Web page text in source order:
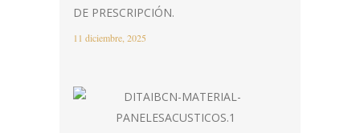
DE PRESCRIPCIÓN.
11 diciembre, 2025